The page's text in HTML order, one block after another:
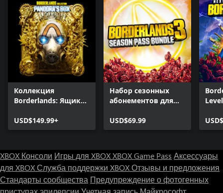
Коллекция
Borderlands: Ящик
USD$149.99+
Набор сезонных
абонементов для
USD$69.99
XBOX Консоли Игры для XBOXXBOX Game Pass Аксессуары
для XBOXСлужба поддержки XBOXОтзывы и предложения
Стандарты сообщества Предупреждение о фотогенных